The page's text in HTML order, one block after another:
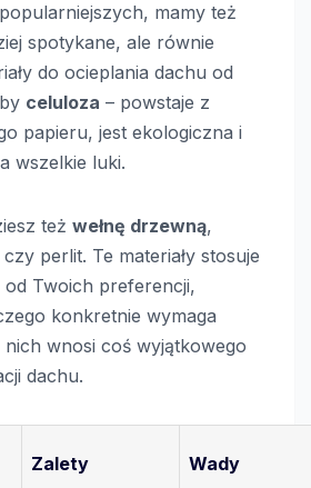
mamy też
spotykane, ale równie
do ocieplania dachu od
celuloza – powstaje z
papieru, jest ekologiczna i
wszelkie luki.
też wełnę drzewną,
perlit. Te materiały stosuje
od Twoich preferencji,
konkretnie wymaga
wnosi coś wyjątkowego
dachu.
Zalety Wady